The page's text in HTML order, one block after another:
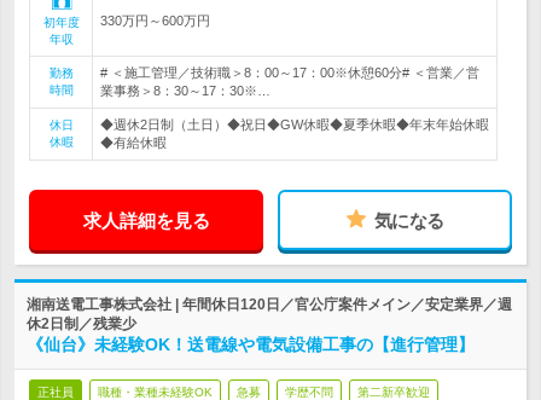
初年度
年収
330万円～600万円
勤務
時間
# ＜施工管理／技術職＞8：00～17：00※休憩60分# ＜営業／営
業事務＞8：30～17：30※…
休日
休暇
◆週休2日制（土日）◆祝日◆GW休暇◆夏季休暇◆年末年始休暇
◆有給休暇
求人詳細を見る 気になる
湘南送電工事株式会社 | 年間休日120日／官公庁案件メイン／安定業界／週
休2日制／残業少
《仙台》未経験OK！送電線や電気設備工事の【進行管理】
正社員 職種・業種未経験OK 急募 学歴不問 第二新卒歓迎